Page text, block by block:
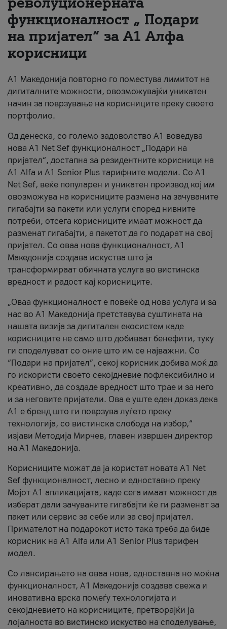
За нас
#ПодобарОнлајн
функционалност „ Подари
на пријател“ за А1 Алфа
корисници
А1 Македонија повторно го поместува лимитот на
дигиталните можности, овозможувајќи уникатен
начин за поврзување на корисниците преку своето
портфолио.
Од денеска, со големо задоволство А1 воведува
нова A1 Net Sef функционалност „Подари на
пријател“, достапна за резидентните корисници на
А1 Alfa и A1 Senior Plus тарифните модели. Со A1
Net Sef, веќе популарен и уникатен производ кој им
овозможува на корисниците размена на зачуваните
гигабајти за пакети или услуги според нивните
потреби, отсега корисниците имаат можност да
разменат гигабајти, а пакетот да го подарат на свој
пријател. Со оваа нова функционалност, А1
Македонија создава искуства што ја
трансформираат обичната услуга во вистинска
вредност и радост кај корисниците.
„Оваа функционалност е повеќе од нова услуга и за
нас во А1 Македонија претставува суштината на
нашата визија за дигитален екосистем каде
корисниците не само што добиваат бенефити, туку
ги споделуваат со оние што им се најважни. Со
“Подари на пријател”, секој корисник добива моќ да
го искористи своето секојдневие пофлексибилно и
креативно, да создаде вредност што трае и за него
и за неговите пријатели. Ова е уште еден доказ дека
А1 е бренд што ги поврзува луѓето преку
технологија, со вистинска слобода на избор,“
изјави Методија Мирчев, главен извршен директор
на А1 Македонија.
Корисниците можат да ја користат новата А1 Net
Sef функционалност, лесно и едноставно преку
Мојот А1 апликацијата, каде сега имаат можност да
изберат дали зачуваните гигабајти ќе ги разменат за
пакет или сервис за себе или за свој пријател.
Примателот на подарокот исто така треба да биде
корисник на А1 Alfa или A1 Senior Plus тарифен
модел.
Со лансирањето на оваа нова, едноставна но моќна
функционалност, А1 Македонија создава свежа и
иновативна врска помеѓу технологијата и
секојдневието на корисниците, претворајќи ја
лојалноста во вистинско искуство на споделување,